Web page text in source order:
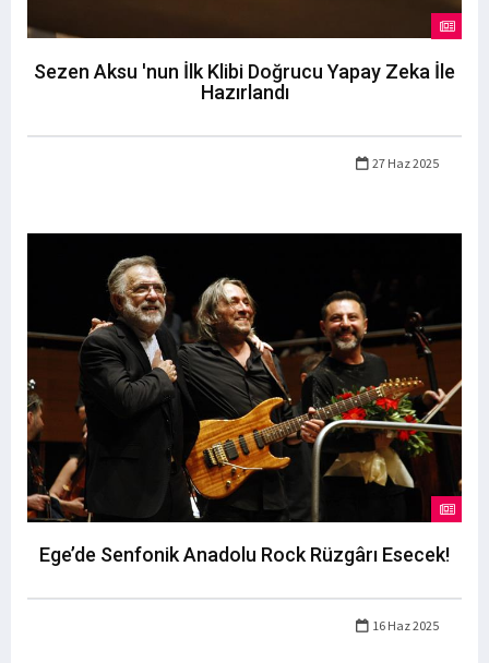
Sezen Aksu 'nun İlk Klibi Doğrucu Yapay Zeka İle
Hazırlandı
27 Haz 2025
Ege’de Senfonik Anadolu Rock Rüzgârı Esecek!
16 Haz 2025